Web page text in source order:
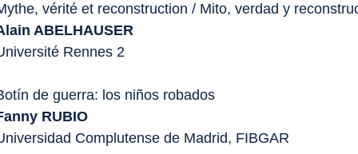
vérité et reconstruction / Mito, verdad y
ABELHAUSER
Rennes 2
de guerra: los niños robados
RUBIO
Complutense de Madrid, FIBGAR